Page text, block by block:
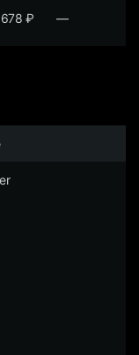
₽ —